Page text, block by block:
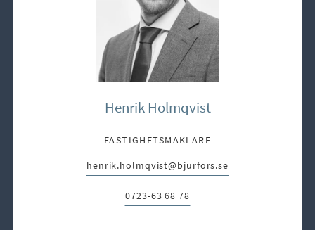
Henrik Holmqvist
FASTIGHETSMÄKLARE
E-post:
henrik.holmqvist@bjurfors.se
Telefon:
0723-63 68 78